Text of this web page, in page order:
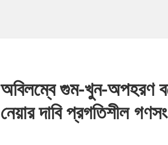
অবিলম্বে গুম-খুন-অপহরণ
নেয়ার দাবি প্রগতিশীল